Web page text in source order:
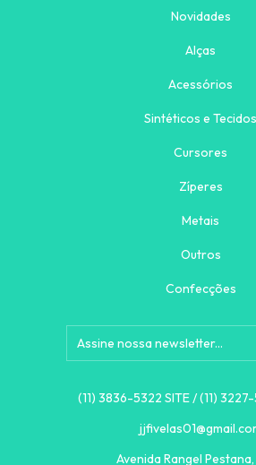
Novidades
Alças
Acessórios
Sintéticos e Tecidos
Cursores
Zíperes
Metais
Outros
Confecções
(11) 3836-5322 SITE / (11)
Avenida Rangel